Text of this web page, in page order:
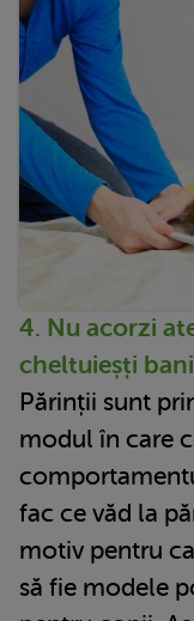
4. Nu acorzi
cheltuieșți
Părinții sunt
modul în care
fac ce văd la
motiv pentru
să fie modele